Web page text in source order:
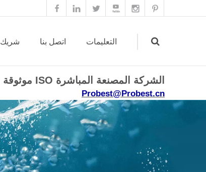
شريك اتصل بنا التعليمات
Search
الشركة المصنعة المباشرة ISO موثوقة مع شهادة CE ROHS.
Probest@Probest.cn